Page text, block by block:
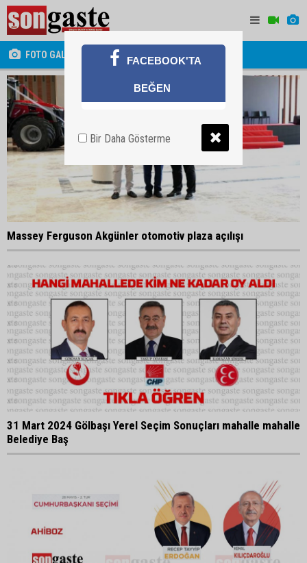
FOTO GALERİ
Massey Ferguson Akgünler otomotiv plaza açılışı
31 Mart 2024 Gölbaşı Yerel Seçim Sonuçları mahalle mahalle
Belediye Baş
FACEBOOK'TA
BEĞEN
Bir Daha Gösterme